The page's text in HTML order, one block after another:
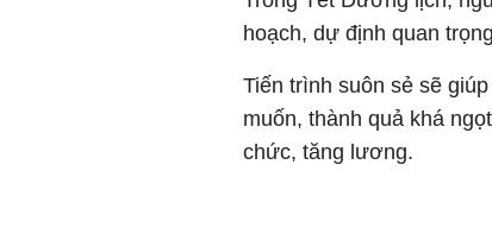
hoạch, dự định quan
Tiến trình suôn sẻ sẽ
muốn, thành quả khá
chức, tăng lương.